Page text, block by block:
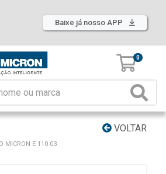
Baixe já nosso APP
0
VOLTAR
MICRON E 110 03